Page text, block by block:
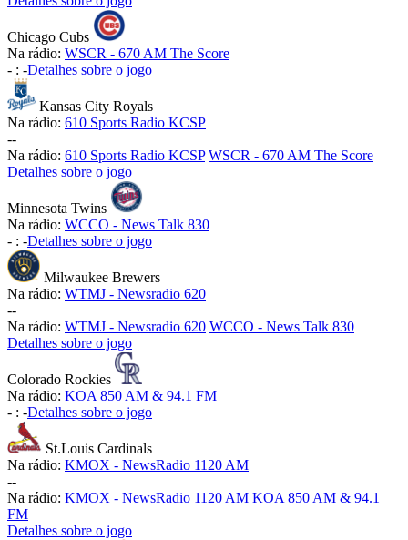
Chicago Cubs
Na rádio: WSCR - 670 AM The Score
- : -Detalhes sobre o jogo
Kansas City Royals
Na rádio: 610 Sports Radio KCSP
--
Na rádio: 610 Sports Radio KCSP WSCR - 670 AM The Score
Detalhes sobre o jogo
Minnesota Twins
Na rádio: WCCO - News Talk 830
- : -Detalhes sobre o jogo
Milwaukee Brewers
Na rádio: WTMJ - Newsradio 620
--
Na rádio: WTMJ - Newsradio 620 WCCO - News Talk 830
Detalhes sobre o jogo
Colorado Rockies
Na rádio: KOA 850 AM & 94.1 FM
- : -Detalhes sobre o jogo
St.Louis Cardinals
Na rádio: KMOX - NewsRadio 1120 AM
--
Na rádio: KMOX - NewsRadio 1120 AM KOA 850 AM & 94.1
FM
Detalhes sobre o jogo